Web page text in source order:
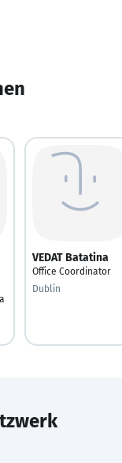
VEDAT Batatina
Office Coordinator
Dublin